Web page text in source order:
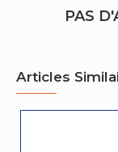
PAS
Articles